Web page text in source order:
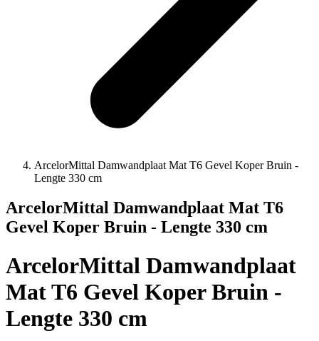
ArcelorMittal Damwandplaat Mat T6 Gevel Koper Bruin -
Lengte 330 cm
ArcelorMittal Damwandplaat Mat T6
Gevel Koper Bruin - Lengte 330 cm
ArcelorMittal Damwandplaat
Mat T6 Gevel Koper Bruin -
Lengte 330 cm